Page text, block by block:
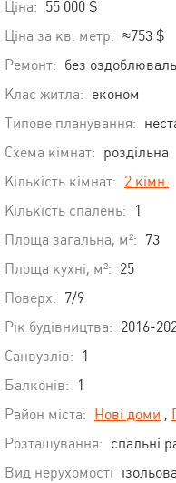
Ціна: 55 000 $
Ціна за кв. метр: ≈753 $
Ремонт: без
Клас житла: економ
Типове планування:
Схема кімнат: роздільна
Кількість кімнат: 2 кімн.
Кількість спалень:
1
Площа загальна, м²: 73
Площа кухні, м²: 25
Поверх: 7/9
Рік будівництва: 2016-
Санвузлів:
1
Балконів:
1
Район міста: Нові доми ,
Розташування: спальні
Вид нерухомості